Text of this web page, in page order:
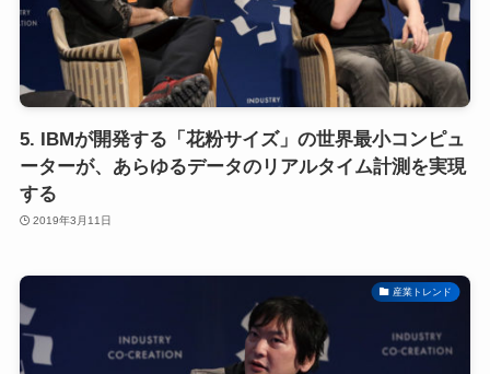
5. IBMが開発する「花粉サイズ」の世界最小コンピュ
ーターが、あらゆるデータのリアルタイム計測を実現
する
2019年3月11日
産業トレンド